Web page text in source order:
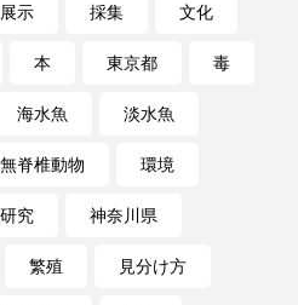
磯 磯焼け
ワールド
稚魚 絶滅危惧種
繫殖 美ら海水族館
展示 採集 文化
本 東京都 毒
海水魚 淡水魚
無脊椎動物 環境
研究 神奈川県
繁殖 見分け方